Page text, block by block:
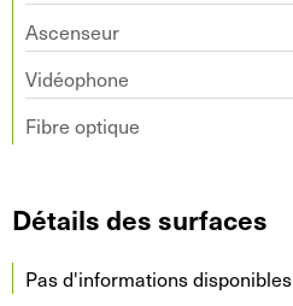
Ascenseur
Vidéophone
Fibre optique
Détails des surfaces
Pas d'informations disponibles